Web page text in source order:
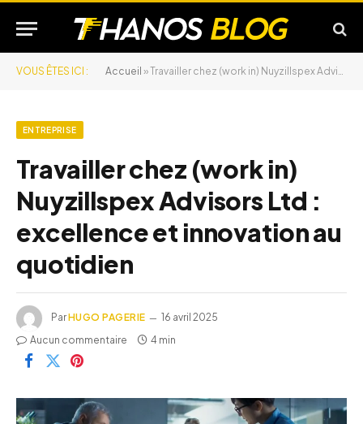
VOUS ÊTES ICI : Accueil »Travailler chez (work in) Nuyzillspex Advisors Ltd : excellence et innovation au quotidien
ENTREPRISE
Travailler chez (work in)
Nuyzillspex Advisors Ltd :
excellence et innovation au
quotidien
ParHUGO PAGERIE
16 avril 2025
Aucun commentaire
4 min